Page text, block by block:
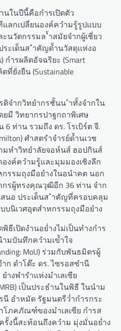
ในปีนี้คือกำรเปิดตัว
ทีแลกเปลี่ยนองค์ควำมรู้รูปแบบ
นวัตกรรมล ้ำสมัยจำกผู้เชี่ยว
ะเด็นส ำคัญด้ำนวัสดุแห่งอ
กำรผลิตอัจฉริยะ (Smart
ที่ยั่งยืน (Sustainable
ติจำกวิทยำกรชั้นน ำทั้งจำกใน
ยมี วิทยากรปาฐกถาพิเศษ
6 ท่าน รวมถึง ดร. โรเบิร์ต จี.
ศำสตรำจำรย์ด้ำนเวช
มหำวิทยำลัยจอห์นส์ ฮอปกินส์
งค์ควำมรู้และมุมมองเชิงลึก
รรมถุงมือยำงในอนำคต นอก
กรผู้ทรงคุณวุฒิอีก 36 ท่าน จำก
นอ ประเด็นส ำคัญที่ครอบคลุม
นิเวศอุตสำหกรรมถุงมือยำง
ธีเปิดงำนอย่ำงไม่เป็นทำงกำร
ำมบันทึกควำมเข้ำใจ
MoU) ร่วมกับพันธมิตรผู้
ก ดำโต๊ะ ดร. ไซรอสซำนี
งพำรำแห่งมำเลเซีย
เป็นประธำนในพิธี ในนำม
นี อำหมัด รัฐมนตรีว่ำกำรกระ
ภคภัณฑ์ของมำเลเซีย กำรส
รั้งนี้สะท้อนถึงควำม มุ่งมั่นอย่ำง